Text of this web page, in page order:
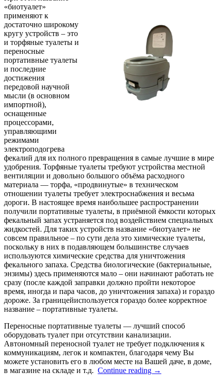
«биотуалет»
применяют к
достаточно широкому
кругу устройств – это
и торфяные туалеты и
переносные
портативные туалеты
и последние
достижения
передовой научной
мысли (в основном
импортной),
оснащенные
процессорами,
управляющими
режимами
электроподогрева
фекалий для их полного превращения в самые лучшие в мире
удобрения. Торфяные туалеты требуют устройства местной
вентиляции и довольно большого объёма расходного
материала — торфа, «продвинутые» в техническом
отношении туалеты требует электроснабжения и весьма
дороги. В настоящее время наибольшее распространении
получили портативные туалеты, в приёмной ёмкости которых
фекальный запах устраняется под воздействием специальных
жидкостей. Для таких устройств название «биотуалет» не
совсем правильное – по сути дела это химические туалеты,
поскольку в них в подавляющем большинстве случаев
используются химические средства для уничтожения
фекального запаха. Средства биологические (бактериальные,
энзимы) здесь применяются мало – они начинают работать не
сразу (после каждой заправки должно пройти некоторое
время, иногда и пара часов, до уничтожения запаха) и гораздо
дороже. За границейиспользуется гораздо более корректное
название – портативные туалеты.
Переносные портативные туалеты — лучший способ
оборудовать туалет при отсутствии канализации.
Автономный переносной туалет не требует подключения к
коммуникациям, легок и компактен, благодаря чему Вы
можете установить его в любом месте на Вашей даче, в доме,
в магазине на складе и т.д. Continue reading →